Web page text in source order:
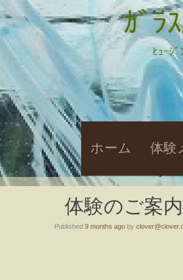
ｶﾞﾗ
ﾋｭｰｼ
Skip
content
ホーム 体験
体験のご案内
Published 9 months ago by